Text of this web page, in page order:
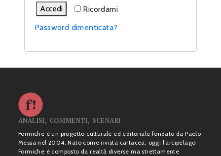
Ricordami
Accedi
Password dimenticata?
ANALISI, COMMENTI, SCENARI
Formiche è un progetto culturale ed editoriale fondato da Paolo
Messa nel 2004. Nato come rivista cartacea, oggi l’arcipelago
Formiche è composto da realtà diverse ma strettamente